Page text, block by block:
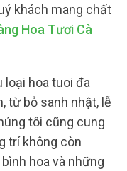
khách mang chất
Hoa Tươi Cà
loại hoa tuoi đa
từ bỏ sanh nhật, lễ
tôi cũng cung
trí không còn
hoa và những